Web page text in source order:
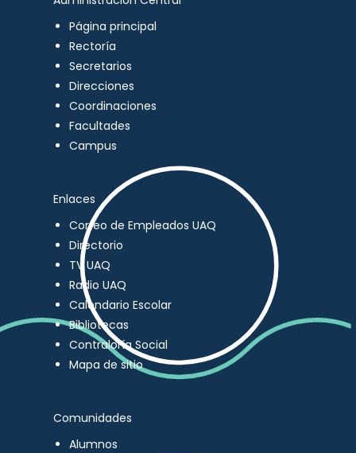
Página principal
Rectoría
Secretarios
Direcciones
Coordinaciones
Facultades
Campus
Enlaces
Correo de Empleados UAQ
Directorio
TV UAQ
Radio UAQ
Calendario Escolar
Bibliotecas
Contraloría Social
Mapa de sitio
Comunidades
Alumnos